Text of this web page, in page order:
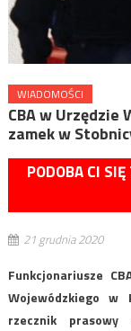
WIADOMOŚCI
CBA w Urzędzie
zamek w
PODOBA CI
21 grudnia 2020
Funkcjonariusze
Wojewódzkiego w
rzecznik prasowy